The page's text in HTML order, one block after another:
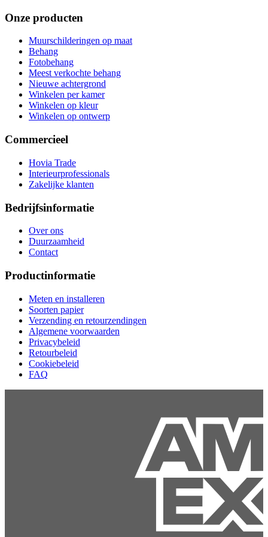
Onze producten
Muurschilderingen op maat
Behang
Fotobehang
Meest verkochte behang
Nieuwe achtergrond
Winkelen per kamer
Winkelen op kleur
Winkelen op ontwerp
Commercieel
Hovia Trade
Interieurprofessionals
Zakelijke klanten
Bedrijfsinformatie
Over ons
Duurzaamheid
Contact
Productinformatie
Meten en installeren
Soorten papier
Verzending en retourzendingen
Algemene voorwaarden
Privacybeleid
Retourbeleid
Cookiebeleid
FAQ